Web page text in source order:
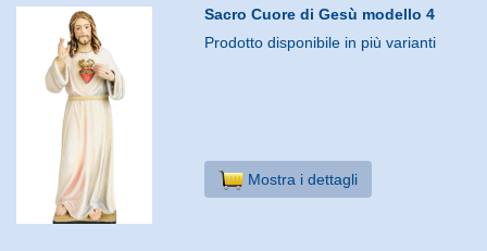
Sacro Cuore di Gesù modello 4
Prodotto disponibile in più varianti
Mostra i dettagli